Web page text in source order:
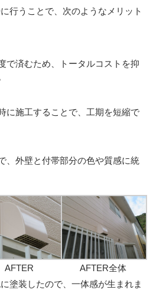
行うことで、次のようなメリット
で済むため、トータルコストを抑
に施工することで、工期を短縮で
、外壁と付帯部分の色や質感に統
AFTER
AFTER全体
塗装したので、一体感が生まれま